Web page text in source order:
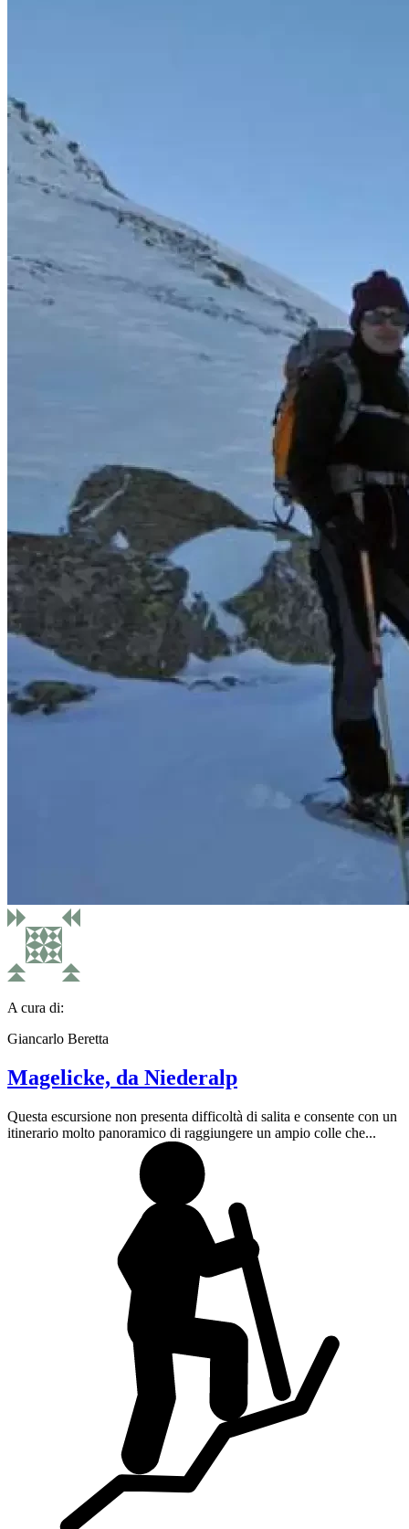
A cura di:
Giancarlo Beretta
Magelicke, da Niederalp
Questa escursione non presenta difficoltà di salita e consente con un
itinerario molto panoramico di raggiungere un ampio colle che...